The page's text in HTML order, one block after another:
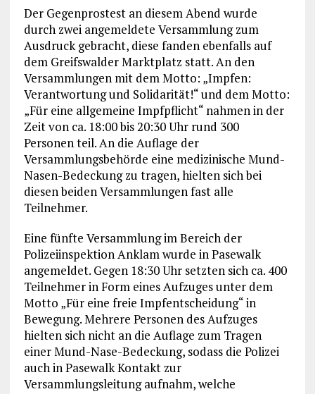
Der Gegenprostest an diesem Abend wurde
durch zwei angemeldete Versammlung zum
Ausdruck gebracht, diese fanden ebenfalls auf
dem Greifswalder Marktplatz statt. An den
Versammlungen mit dem Motto: „Impfen:
Verantwortung und Solidarität!“ und dem Motto:
„Für eine allgemeine Impfpflicht“ nahmen in der
Zeit von ca. 18:00 bis 20:30 Uhr rund 300
Personen teil. An die Auflage der
Versammlungsbehörde eine medizinische Mund-
Nasen-Bedeckung zu tragen, hielten sich bei
diesen beiden Versammlungen fast alle
Teilnehmer.
Eine fünfte Versammlung im Bereich der
Polizeiinspektion Anklam wurde in Pasewalk
angemeldet. Gegen 18:30 Uhr setzten sich ca. 400
Teilnehmer in Form eines Aufzuges unter dem
Motto „Für eine freie Impfentscheidung“ in
Bewegung. Mehrere Personen des Aufzuges
hielten sich nicht an die Auflage zum Tragen
einer Mund-Nase-Bedeckung, sodass die Polizei
auch in Pasewalk Kontakt zur
Versammlungsleitung aufnahm, welche